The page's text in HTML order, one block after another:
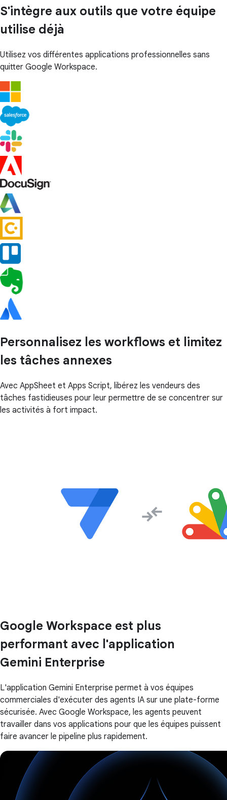
S'intègre aux outils que votre équipe
utilise déjà
Utilisez vos différentes applications professionnelles sans
quitter Google Workspace.
Personnalisez les workflows et limitez
les tâches annexes
Avec AppSheet et Apps Script, libérez les vendeurs des
tâches fastidieuses pour leur permettre de se concentrer sur
les activités à fort impact.
Google Workspace est plus
performant avec l'application
Gemini Enterprise
L'application Gemini Enterprise permet à vos équipes
commerciales d'exécuter des agents IA sur une plate-forme
sécurisée. Avec Google Workspace, les agents peuvent
travailler dans vos applications pour que les équipes puissent
faire avancer le pipeline plus rapidement.